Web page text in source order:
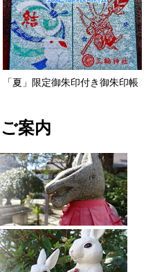
「夏」限定御朱印付き御朱印帳
案内